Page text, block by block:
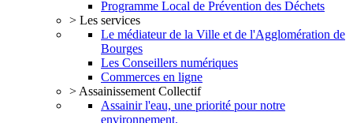
Programme Local de Prévention des Déchets
> Les services
Le médiateur de la Ville et de l'Agglomération de
Bourges
Les Conseillers numériques
Commerces en ligne
> Assainissement Collectif
Assainir l'eau, une priorité pour notre
environnement.